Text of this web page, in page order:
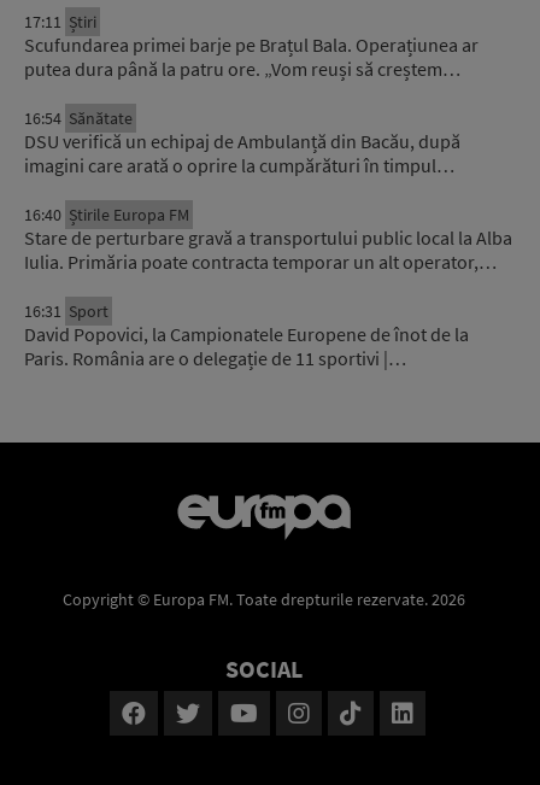
17:11 Știri
Scufundarea primei barje pe Brațul Bala. Operațiunea ar
putea dura până la patru ore. „Vom reuși să creștem…
16:54 Sănătate
DSU verifică un echipaj de Ambulanță din Bacău, după
imagini care arată o oprire la cumpărături în timpul…
16:40 Știrile Europa FM
Stare de perturbare gravă a transportului public local la Alba
Iulia. Primăria poate contracta temporar un alt operator,…
16:31 Sport
David Popovici, la Campionatele Europene de înot de la
Paris. România are o delegație de 11 sportivi |…
Copyright © Europa FM. Toate drepturile rezervate. 2026
SOCIAL